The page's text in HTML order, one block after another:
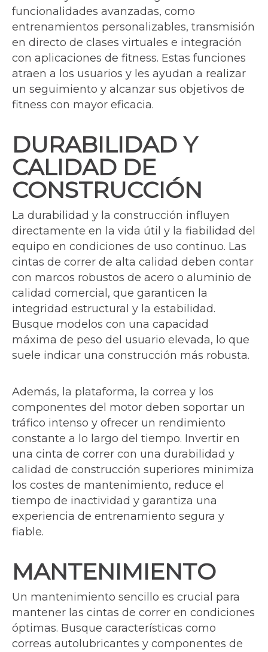
funcionalidades avanzadas, como
entrenamientos personalizables, transmisión
en directo de clases virtuales e integración
con aplicaciones de fitness. Estas funciones
atraen a los usuarios y les ayudan a realizar
un seguimiento y alcanzar sus objetivos de
fitness con mayor eficacia.
DURABILIDAD Y
CALIDAD DE
CONSTRUCCIÓN
La durabilidad y la construcción influyen
directamente en la vida útil y la fiabilidad del
equipo en condiciones de uso continuo. Las
cintas de correr de alta calidad deben contar
con marcos robustos de acero o aluminio de
calidad comercial, que garanticen la
integridad estructural y la estabilidad.
Busque modelos con una capacidad
máxima de peso del usuario elevada, lo que
suele indicar una construcción más robusta.
Además, la plataforma, la correa y los
componentes del motor deben soportar un
tráfico intenso y ofrecer un rendimiento
constante a lo largo del tiempo. Invertir en
una cinta de correr con una durabilidad y
calidad de construcción superiores minimiza
los costes de mantenimiento, reduce el
tiempo de inactividad y garantiza una
experiencia de entrenamiento segura y
fiable.
MANTENIMIENTO
Un mantenimiento sencillo es crucial para
mantener las cintas de correr en condiciones
óptimas. Busque características como
correas autolubricantes y componentes de